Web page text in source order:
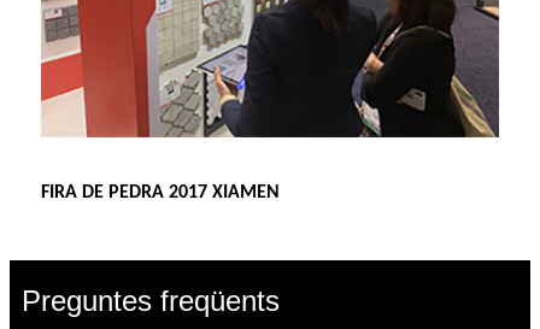
FIRA DE PEDRA 2017 XIAMEN
Preguntes freqüents